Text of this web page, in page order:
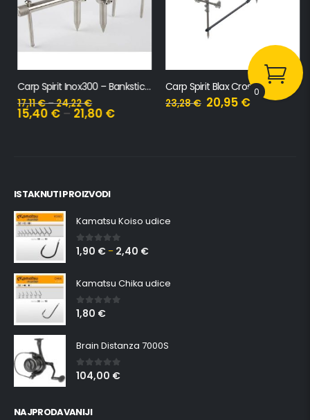
Carp Spirit Inox300 – Bankstick Stabilisator
17,11€–24,22€
15,40€– 21,80€
23,28€ 20,95€
ISTAKNUTI PROIZVODI
Kamatsu Koiso udice
0 out of 5
1,90 € – 2,40 €
Kamatsu Chika udice
0 out of 5
1,80 €
Brain Distanza 7000S
0out of 5
104,00 €
NAJPRODAVANIJI
0